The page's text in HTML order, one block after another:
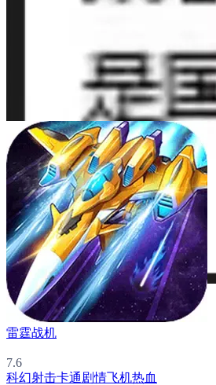
雷霆战机
7.6
科幻射击卡通剧情飞机热血